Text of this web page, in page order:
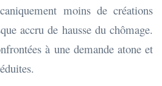
moins de créations
accru de hausse du chômage.
à une demande atone et